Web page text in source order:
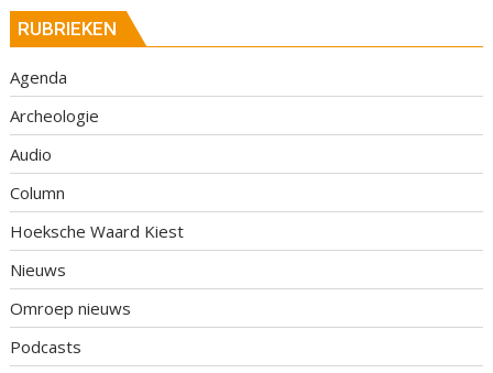
RUBRIEKEN
Agenda
Archeologie
Audio
Column
Hoeksche Waard Kiest
Nieuws
Omroep nieuws
Podcasts